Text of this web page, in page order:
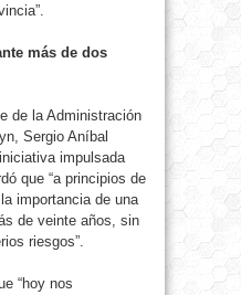
más de dos
de la Administración
Sergio Aníbal
impulsada
que “a principios de
importancia de una
de veinte años, sin
riesgos”.
“hoy nos